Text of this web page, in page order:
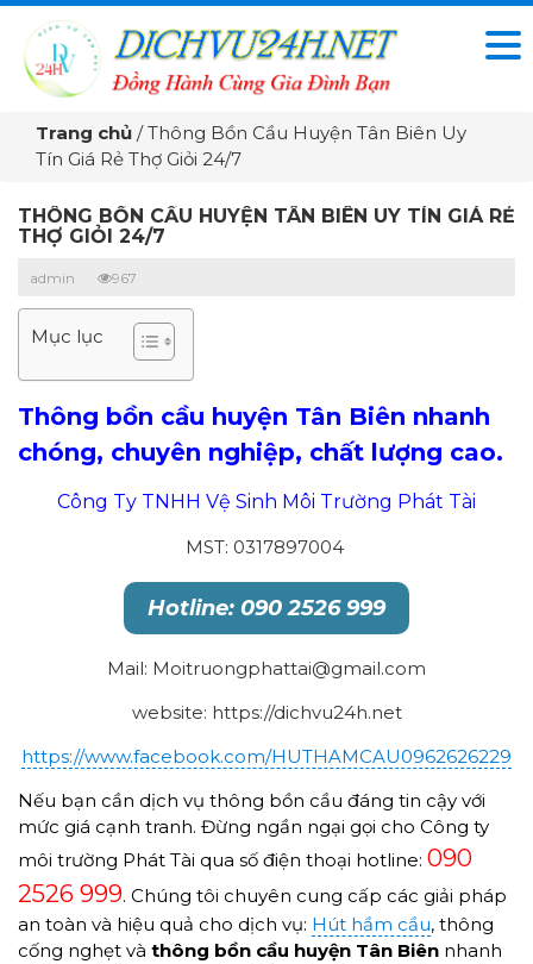
Trang chủ /Thông Bồn Cầu Huyện Tân Biên Uy
Tín Giá Rẻ Thợ Giỏi 24/7
THÔNG BỒN CẦU HUYỆN TÂN BIÊN UY TÍN GIÁ RẺ
THỢ GIỎI 24/7
admin 967
Mục lục
Thông bồn cầu huyện Tân Biên nhanh
chóng, chuyên nghiệp, chất lượng cao.
Công Ty TNHH Vệ Sinh Môi Trường Phát Tài
MST: 0317897004
Hotline: 090 2526 999
Mail: Moitruongphattai@gmail.com
website: https://dichvu24h.net
https://www.facebook.com/HUTHAMCAU0962626229
Nếu bạn cần dịch vụ thông bồn cầu đáng tin cậy với
mức giá cạnh tranh. Đừng ngần ngại gọi cho Công ty
môi trường Phát Tài qua số điện thoại hotline: 090
2526 999. Chúng tôi chuyên cung cấp các giải pháp
an toàn và hiệu quả cho dịch vụ: Hút hầm cầu, thông
cống nghẹt và thông bồn cầu huyện Tân Biên nhanh